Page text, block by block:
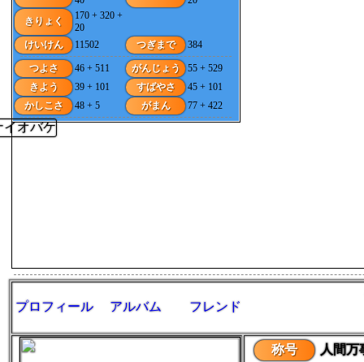
きりょく
170 + 320 +
20
けいけん
11502 つぎまで 384
つよさ 46 + 511 がんじょう
55 + 529
きよう
39 + 101 すばやさ
45 + 101
かしこさ
48 + 5 がまん 77 + 422
プロフィール アルバム フレンド
称号 人間万